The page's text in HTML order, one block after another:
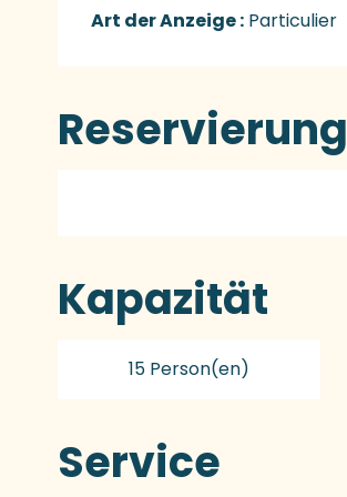
Art der Anzeige : Particulier
Reservierung
Kapazität
15 Person(en)
Service